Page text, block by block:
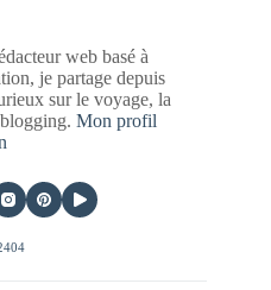
web basé à
je partage depuis
sur le voyage, la
Mon profil